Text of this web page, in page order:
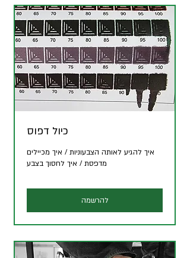
כיול דפוס
איך להגיע לאותה הצבעוניות / איך מכיילים
מדפסת / איך לחסוך בצבע
להרשמה